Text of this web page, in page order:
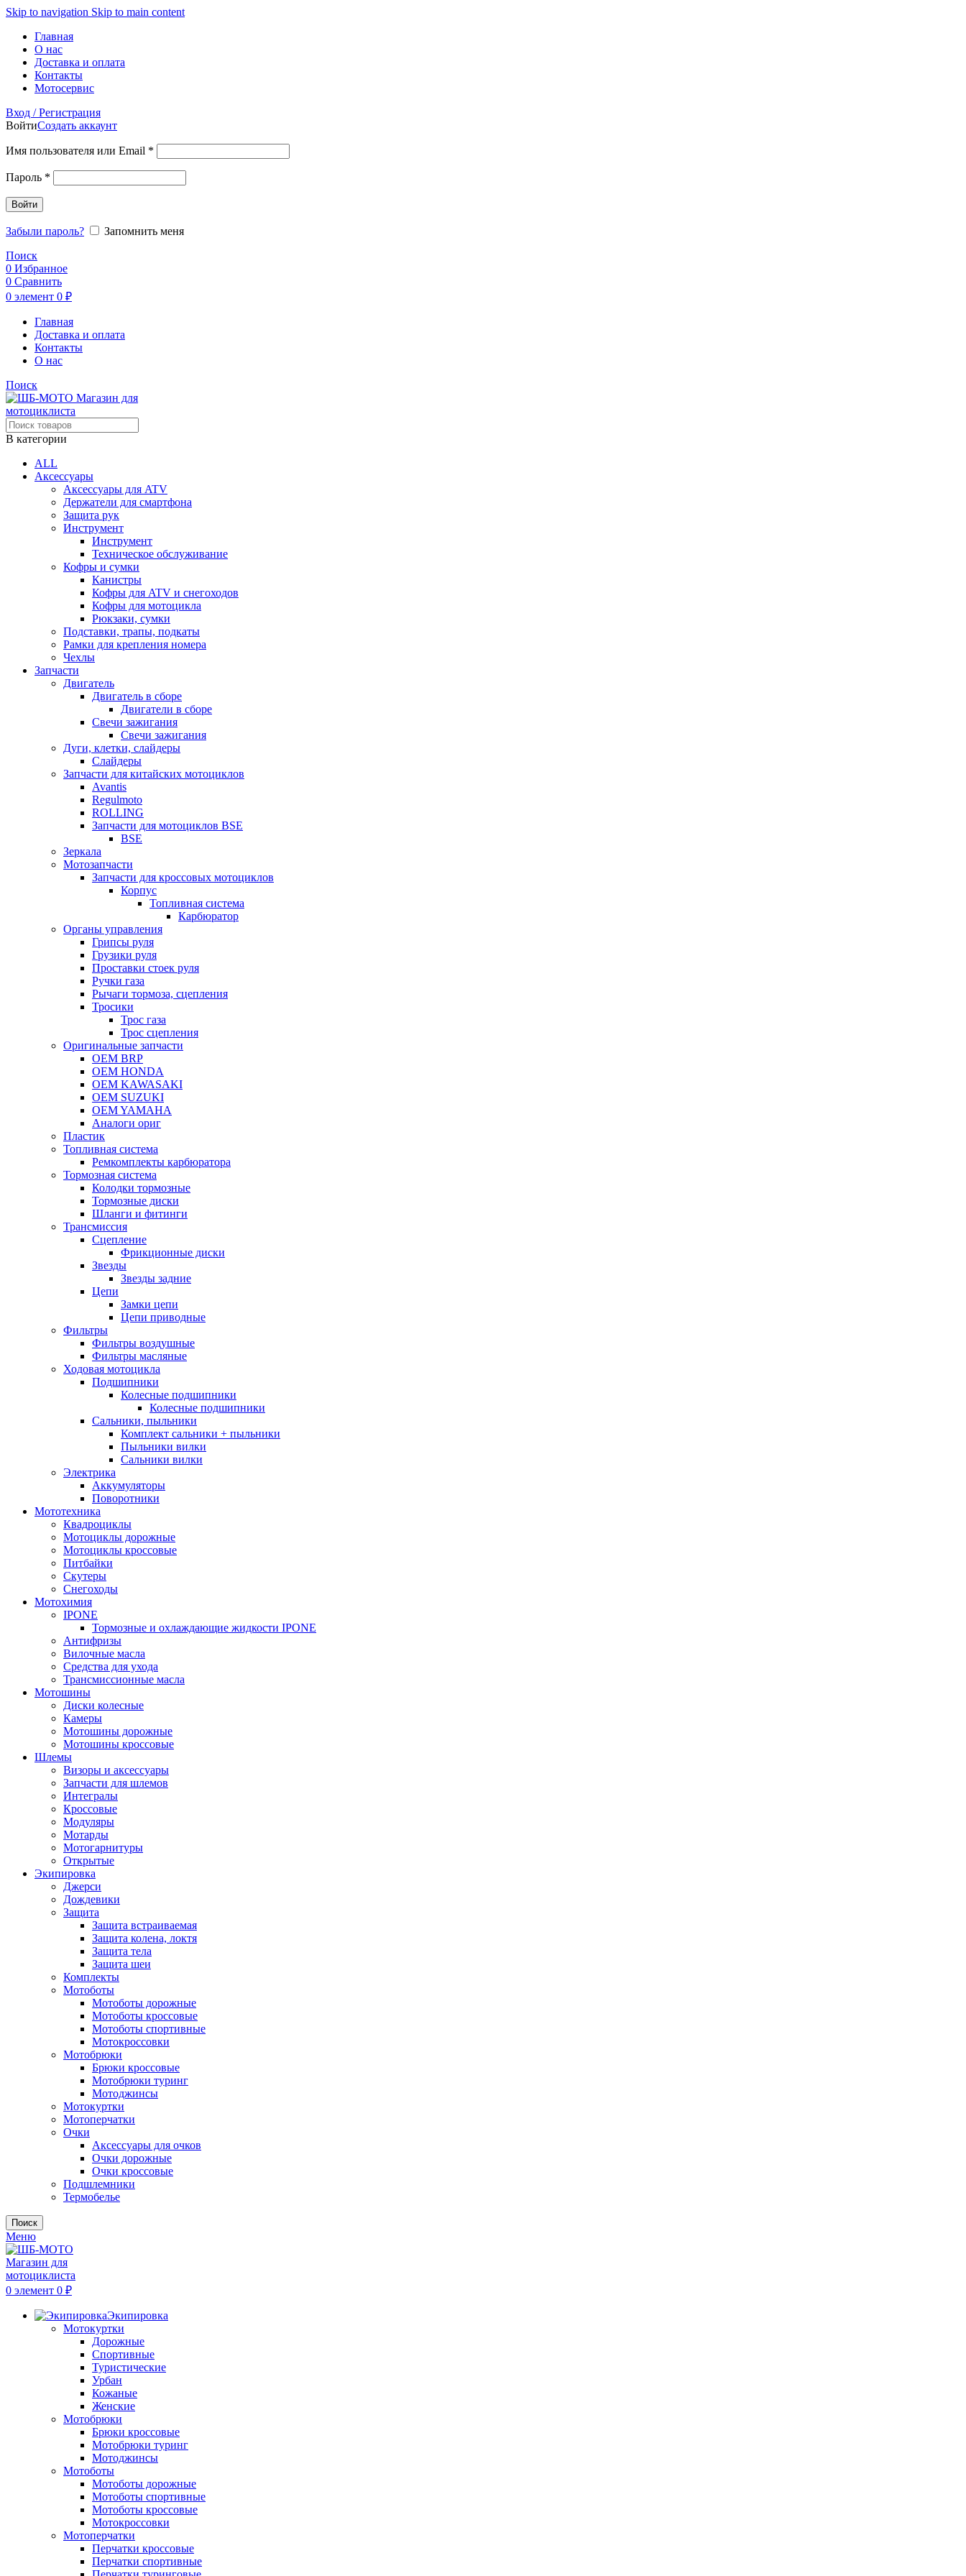
Skip to navigation Skip to main content
Главная
О нас
Доставка и оплата
Контакты
Мотосервис
Вход / Регистрация
ВойтиСоздать аккаунт
Имя пользователя или Email *
Пароль *
Войти
Забыли пароль?
Запомнить меня
Поиск
0 Избранное
0 Сравнить
0 элемент 0 ₽
Главная
Доставка и оплата
Контакты
О нас
Поиск
В категории
ALL
Аксессуары
Аксессуары для ATV
Держатели для смартфона
Защита рук
Инструмент
Инструмент
Техническое обслуживание
Кофры и сумки
Канистры
Кофры для ATV и снегоходов
Кофры для мотоцикла
Рюкзаки, сумки
Подставки, трапы, подкаты
Рамки для крепления номера
Чехлы
Запчасти
Двигатель
Двигатель в сборе
Двигатели в сборе
Свечи зажигания
Свечи зажигания
Дуги, клетки, слайдеры
Слайдеры
Запчасти для китайских мотоциклов
Avantis
Regulmoto
ROLLING
Запчасти для мотоциклов BSE
BSE
Зеркала
Мотозапчасти
Запчасти для кроссовых мотоциклов
Корпус
Топливная система
Карбюратор
Органы управления
Грипсы руля
Грузики руля
Проставки стоек руля
Ручки газа
Рычаги тормоза, сцепления
Тросики
Трос газа
Трос сцепления
Оригинальные запчасти
OEM BRP
OEM HONDA
OEM KAWASAKI
OEM SUZUKI
OEM YAMAHA
Аналоги ориг
Пластик
Топливная система
Ремкомплекты карбюратора
Тормозная система
Колодки тормозные
Тормозные диски
Шланги и фитинги
Трансмиссия
Cцепление
Фрикционные диски
Звезды
Звезды задние
Цепи
Замки цепи
Цепи приводные
Фильтры
Фильтры воздушные
Фильтры масляные
Ходовая мотоцикла
Подшипники
Колесные подшипники
Колесные подшипники
Сальники, пыльники
Комплект сальники + пыльники
Пыльники вилки
Сальники вилки
Электрика
Аккумуляторы
Поворотники
Мототехника
Квадроциклы
Мотоциклы дорожные
Мотоциклы кроссовые
Питбайки
Скутеры
Снегоходы
Мотохимия
IPONE
Тормозные и охлаждающие жидкости IPONE
Антифризы
Вилочные масла
Средства для ухода
Трансмиссионные масла
Мотошины
Диски колесные
Камеры
Мотошины дорожные
Мотошины кроссовые
Шлемы
Визоры и аксессуары
Запчасти для шлемов
Интегралы
Кроссовые
Модуляры
Мотарды
Мотогарнитуры
Открытые
Экипировка
Джерси
Дождевики
Защита
Защита встраиваемая
Защита колена, локтя
Защита тела
Защита шеи
Комплекты
Мотоботы
Мотоботы дорожные
Мотоботы кроссовые
Мотоботы спортивные
Мотокроссовки
Мотобрюки
Брюки кроссовые
Мотобрюки туринг
Мотоджинсы
Мотокуртки
Мотоперчатки
Очки
Аксессуары для очков
Очки дорожные
Очки кроссовые
Подшлемники
Термобелье
Поиск
Меню
0 элемент 0 ₽
Экипировка
Мотокуртки
Дорожные
Спортивные
Туристические
Урбан
Кожаные
Женские
Мотобрюки
Брюки кроссовые
Мотобрюки туринг
Мотоджинсы
Мотоботы
Мотоботы дорожные
Мотоботы спортивные
Мотоботы кроссовые
Мотокроссовки
Мотоперчатки
Перчатки кроссовые
Перчатки спортивные